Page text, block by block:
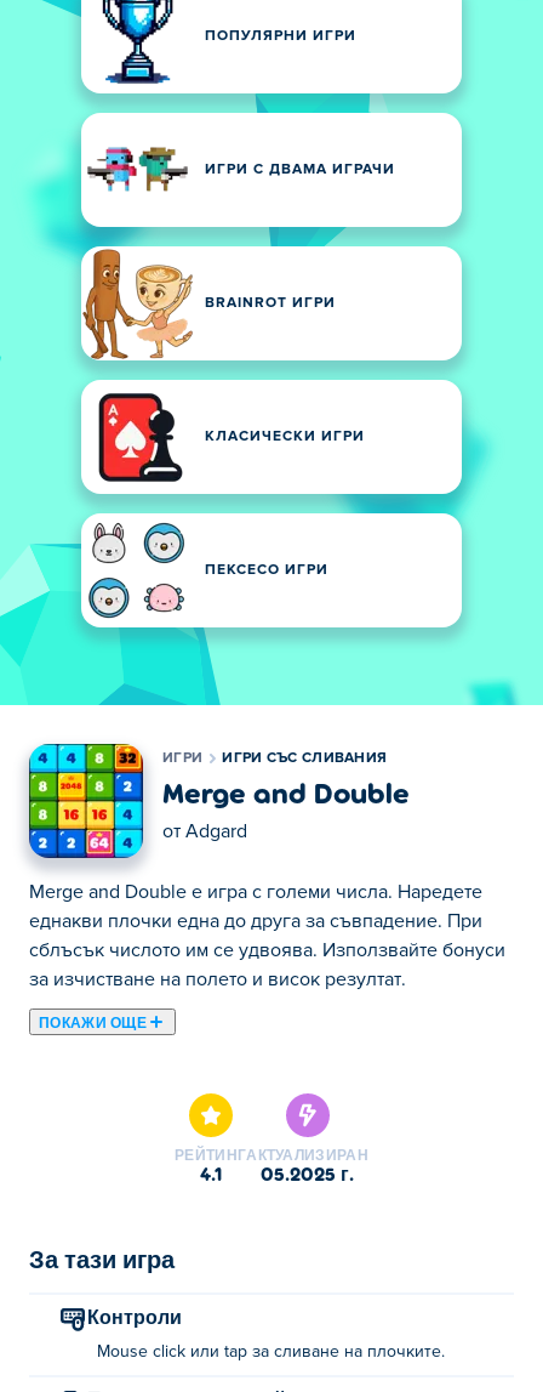
ПОПУЛЯРНИ ИГРИ
ИГРИ С ДВАМА ИГРАЧИ
BRAINROT ИГРИ
КЛАСИЧЕСКИ ИГРИ
ПЕКСЕСО ИГРИ
ИГРИ ИГРИ СЪС СЛИВАНИЯ
Merge and Double
от Adgard
Merge and Double е игра с големи числа. Наредете
еднакви плочки една до друга за съвпадение. При
сблъсък числото им се удвоява. Използвайте бонуси
за изчистване на полето и висок резултат.
ПОКАЖИ ОЩЕ
да подредите числа с еднаква стойност едно до
друго, за да ги съпоставите. Когато две числа
съвпаднат, стойността на плочката ще бъде удвоена!
да ви помогнат! Можете ли да обедините най-
Как се играе Merge and Double?
Кликнете или докоснете, за да обедините
РЕЙТИНГ
4.1
АКТУАЛИЗИРАН
05.2025 г.
За тази игра
Контроли
Mouse click или tap за сливане на плочките.